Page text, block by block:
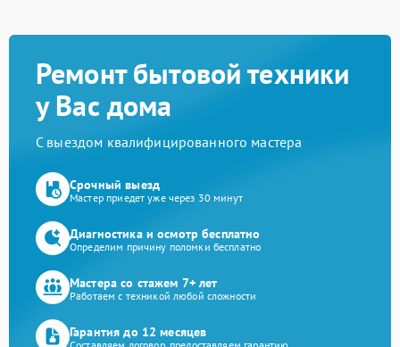
Ремонт бытовой техники
у Вас дома
С выездом квалифицированного мастера
Срочный выезд
Мастер приедет уже через 30 минут
Диагностика и осмотр бесплатно
Определим причину поломки бесплатно
Мастера со стажем 7+ лет
Работаем с техникой любой сложности
Гарантия до 12 месяцев
Составляем договор, предоставляем гарантию